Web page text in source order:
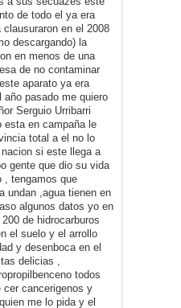
de todo el ya era
en el 2008
descargando) la
en menos de una
de no contaminar
aparato ya era
pasado me quiero
Serguio Urribarri
esta en campaña le
total a el no lo
si este llega a
gente que dio su vida
, tengamos que
undan ,agua tienen en
algunos datos yo en
de hidrocarburos
el suelo y el arrollo
y desenboca en el
delicias ,
todos
cer cancerigenos y
me lo pida y el